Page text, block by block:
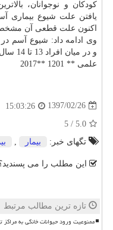
كودكان و نوجوانان،
یافتن علت شیوع بیماری
اكنون علت قطعی آن
و در میان افراد 13 تا 14 سال 16.6درصد است.
علمی ** 1201 **2017
1397/02/26
15:03:26
5.0
/
5
تگهای خبر:
بیمار
این مطلب را می
تازه ترین مطالب مرتبط
ممنوعیت ورود حیوانات خانگی به